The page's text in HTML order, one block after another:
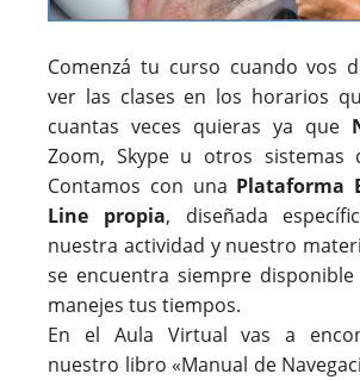
Comenzá tu curso cuando vos
ver las clases en los horarios
cuantas veces quieras ya que
Zoom, Skype u otros sistemas
Contamos con una Plataforma
Line propia, diseñada
nuestra actividad y nuestro
se encuentra siempre
manejes tus tiempos.
En el Aula Virtual vas a
nuestro libro «Manual de